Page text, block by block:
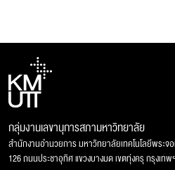
กลุ่มงานเลขานุการสภามหาวิทยาลัย
สำนักงานอำนวยการ มหาวิทยาลัยเทคโนโลยีพระจ
126 ถนนประชาอุทิศ แขวงบางมด เขตทุ่งครุ กรุงเท